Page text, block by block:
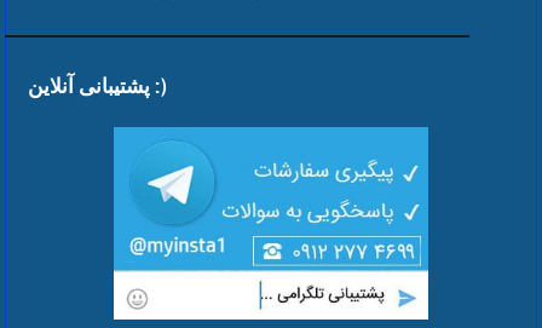
پشتیبانی آنلاین :)